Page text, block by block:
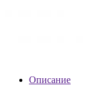
Описание